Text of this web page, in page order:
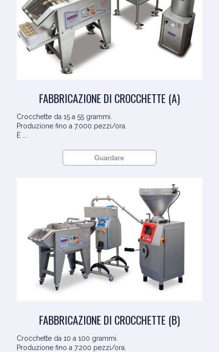
FABBRICAZIONE DI CROCCHETTE (A)
Crocchette da 15 a 55 grammi.
Produzione fino a 7.000 pezzi/ora.
È ...
Guardare
FABBRICAZIONE DI CROCCHETTE (B)
Crocchette da 10 a 100 grammi.
Produzione fino a 7.200 pezzi/ora.